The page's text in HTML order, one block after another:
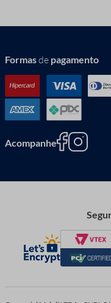
Formasde pagamento
Acompanhe